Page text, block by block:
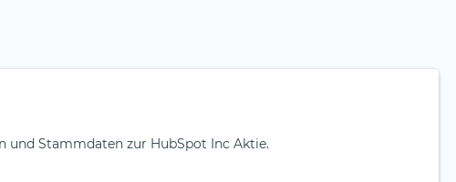
und Stammdaten zur HubSpot Inc Aktie.